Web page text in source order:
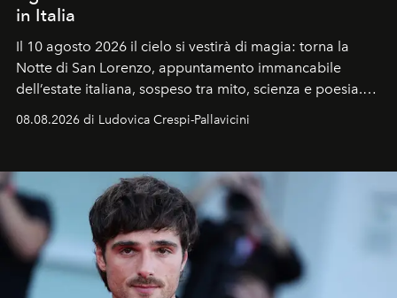
in Italia
Il 10 agosto 2026 il cielo si vestirà di magia: torna la
Notte di San Lorenzo, appuntamento immancabile
dell’estate italiana, sospeso tra mito, scienza e poesia.
celeste per seguire il passaggio delle
all’universo i desideri più segreti
08.08.2026 di Ludovica Crespi-Pallavicini